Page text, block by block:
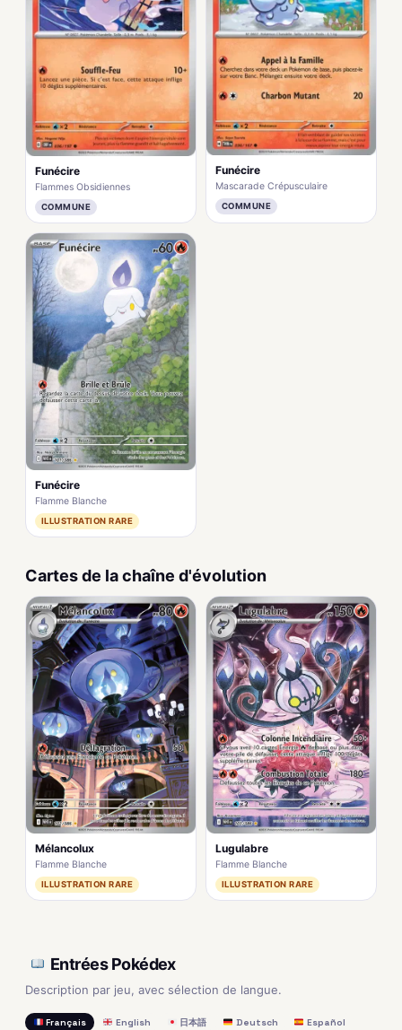
Funécire
Flammes Obsidiennes
COMMUNE
Funécire
Mascarade Crépusculaire
COMMUNE
Funécire
Flamme Blanche
ILLUSTRATION RARE
Cartes de la chaîne d'évolution
Mélancolux
Flamme Blanche
ILLUSTRATION RARE
Lugulabre
Flamme Blanche
ILLUSTRATION RARE
Entrées Pokédex
Description par jeu, avec sélection de langue.
Français English 日本語 Deutsch
Español